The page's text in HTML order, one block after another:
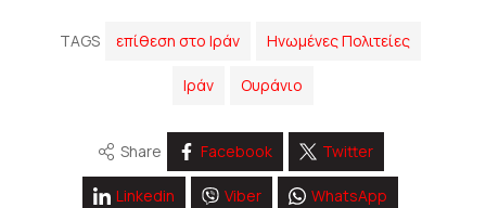
TAGS επίθεση στο Ιράν Ηνωμένες Πολιτείες
Ιράν Ουράνιο
Share Facebook Twitter
Linkedin Viber WhatsApp